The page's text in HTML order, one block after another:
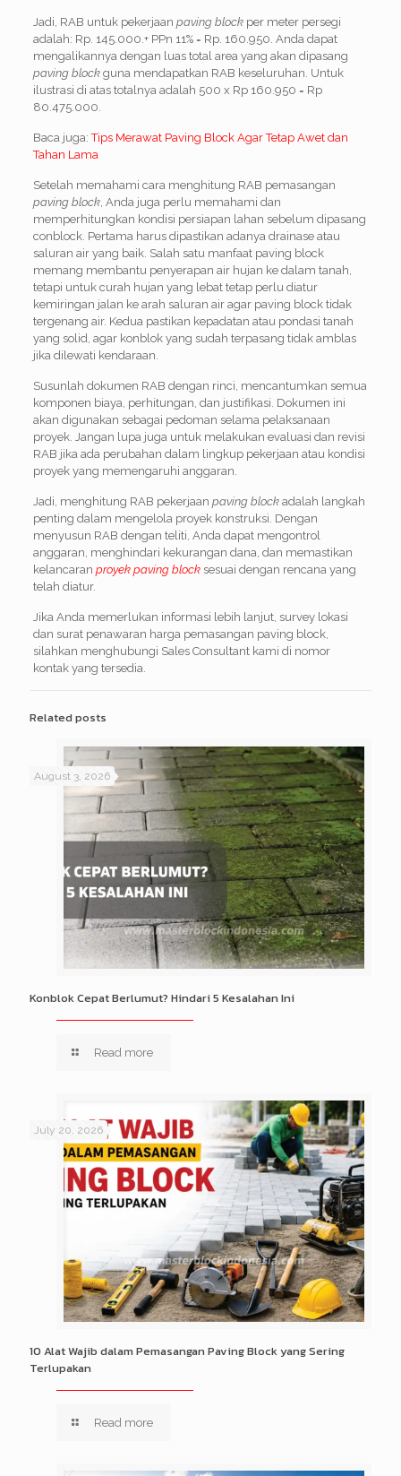
Jadi, RAB untuk pekerjaan paving blockper meter persegi
adalah: Rp. 145.000.+ PPn 11% = Rp. 160.950. Anda dapat
mengalikannya dengan luas total area yang akan dipasang
paving blockguna mendapatkan RAB keseluruhan. Untuk
ilustrasi di atas totalnya adalah 500 x Rp 160.950 = Rp
80.475.000.
Baca juga:Tips Merawat Paving Block Agar Tetap Awet dan
Tahan Lama
Setelah memahami cara menghitung RAB pemasangan
paving block, Anda juga perlu memahami dan
memperhitungkan kondisi persiapan lahan sebelum dipasang
conblock. Pertama harus dipastikan adanya drainase atau
saluran air yang baik. Salah satu manfaat paving block
memang membantu penyerapan air hujan ke dalam tanah,
tetapi untuk curah hujan yang lebat tetap perlu diatur
kemiringan jalan ke arah saluran air agar paving block tidak
tergenang air. Kedua pastikan kepadatan atau pondasi tanah
yang solid, agar konblok yang sudah terpasang tidak amblas
jika dilewati kendaraan.
Susunlah dokumen RAB dengan rinci, mencantumkan semua
komponen biaya, perhitungan, dan justifikasi. Dokumen ini
akan digunakan sebagai pedoman selama pelaksanaan
proyek. Jangan lupa juga untuk melakukan evaluasi dan revisi
RAB jika ada perubahan dalam lingkup pekerjaan atau kondisi
proyek yang memengaruhi anggaran.
Jadi, menghitung RAB pekerjaan paving blockadalah langkah
penting dalam mengelola proyek konstruksi. Dengan
menyusun RAB dengan teliti, Anda dapat mengontrol
anggaran, menghindari kekurangan dana, dan memastikan
kelancaran proyek paving blocksesuai dengan rencana yang
telah diatur.
Jika Anda memerlukan informasi lebih lanjut, survey lokasi
dan surat penawaran harga pemasangan paving block,
silahkan menghubungi Sales Consultant kami di nomor
kontak yang tersedia.
Related posts
August 3, 2026
Konblok Cepat Berlumut? Hindari 5 Kesalahan Ini
Read more
July 20, 2026
10 Alat Wajib dalam Pemasangan Paving Block yang Sering
Terlupakan
Read more